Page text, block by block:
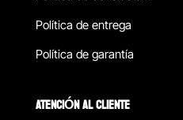
Política de entrega
Política de garantía
ATENCIÓN AL CLIENTE